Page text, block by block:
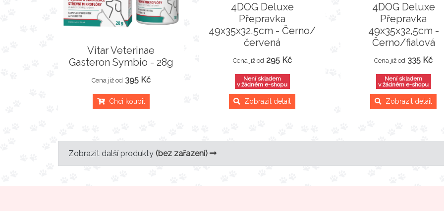
Vitar Veterinae
Gasteron Symbio - 28g
Cena již od 395 Kč
Chci koupit
4DOG Deluxe
Přepravka
49x35x32,5cm - Černo/
červená
Cena již od 295 Kč
Není skladem
v žádném e-shopu
Zobrazit detail
4DOG Deluxe
Přepravka
49x35x32,5cm -
Černo/fialová
Cena již od 335 Kč
Není skladem
v žádném e-shopu
Zobrazit detail
Zobrazit další produkty (bez zařazení)